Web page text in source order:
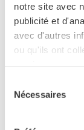
notre site avec
publicité et
avec d'autres
ou qu'ils ont
Nécessaires